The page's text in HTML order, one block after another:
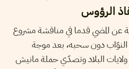
الرؤوس
عن المضي قدما في مناقشة مشروع
دون سحبه، بعد موجة
البلاد وتصدّي حملة مانيش